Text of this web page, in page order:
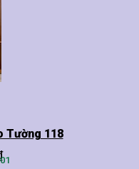
Tường 118